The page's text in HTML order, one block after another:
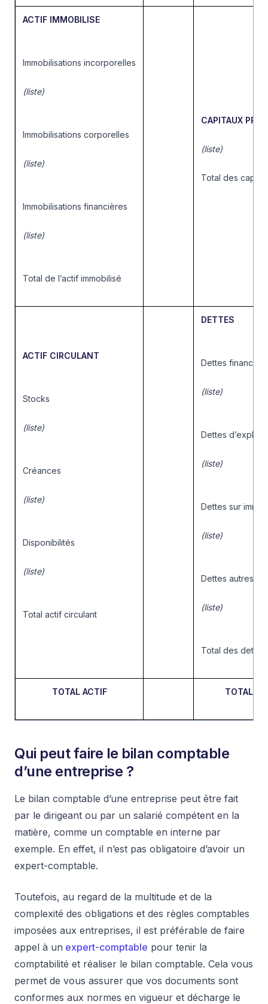
ACTIF IMMOBILISE
Immobilisations incorporelles
(liste)
Immobilisations corporelles
(liste)
Immobilisations financières
(liste)
Total de l’actif immobilisé
CAPITAUX
(liste)
Total des
ACTIF CIRCULANT
Stocks
(liste)
Créances
(liste)
Disponibilités
(liste)
Total actif circulant
DETTES
Dettes
(liste)
Dettes
(liste)
Dettes sur
(liste)
Dettes autres
(liste)
Total des dettes
TOTAL ACTIF TOTAL
Qui peut faire le bilan comptable
d’une entreprise ?
Le bilan comptable d’une entreprise peut être fait
par le dirigeant ou par un salarié compétent en la
matière, comme un comptable en interne par
exemple. En effet, il n’est pas obligatoire d’avoir un
expert-comptable.
Toutefois, au regard de la multitude et de la
complexité des obligations et des règles comptables
imposées aux entreprises, il est préférable de faire
appel à un expert-comptable pour tenir la
comptabilité et réaliser le bilan comptable. Cela vous
permet de vous assurer que vos documents sont
conformes aux normes en vigueur et décharge le